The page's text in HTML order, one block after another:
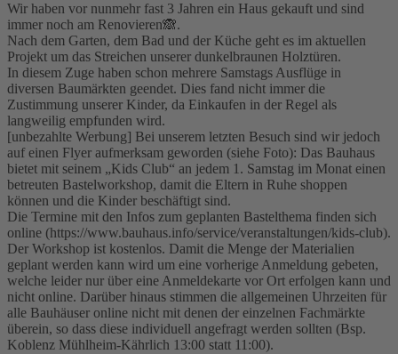
Wir haben vor nunmehr fast 3 Jahren ein Haus gekauft und sind
immer noch am Renovieren🙈.
Nach dem Garten, dem Bad und der Küche geht es im aktuellen
Projekt um das Streichen unserer dunkelbraunen Holztüren.
In diesem Zuge haben schon mehrere Samstags Ausflüge in
diversen Baumärkten geendet. Dies fand nicht immer die
Zustimmung unserer Kinder, da Einkaufen in der Regel als
langweilig empfunden wird.
[unbezahlte Werbung] Bei unserem letzten Besuch sind wir jedoch
auf einen Flyer aufmerksam geworden (siehe Foto): Das Bauhaus
bietet mit seinem „Kids Club“ an jedem 1. Samstag im Monat einen
betreuten Bastelworkshop, damit die Eltern in Ruhe shoppen
können und die Kinder beschäftigt sind.
Die Termine mit den Infos zum geplanten Bastelthema finden sich
online (https://www.bauhaus.info/service/veranstaltungen/kids-club).
Der Workshop ist kostenlos. Damit die Menge der Materialien
geplant werden kann wird um eine vorherige Anmeldung gebeten,
welche leider nur über eine Anmeldekarte vor Ort erfolgen kann und
nicht online. Darüber hinaus stimmen die allgemeinen Uhrzeiten für
alle Bauhäuser online nicht mit denen der einzelnen Fachmärkte
überein, so dass diese individuell angefragt werden sollten (Bsp.
Koblenz Mühlheim-Kährlich 13:00 statt 11:00).